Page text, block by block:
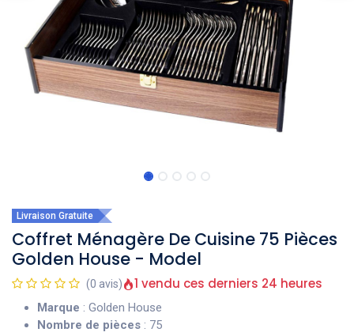
Livraison Gratuite
Coffret Ménagère De Cuisine 75 Pièces
Golden House - Model
(0 avis) 1 vendu ces derniers 24 heures
Marque : Golden House
Nombre de pièces : 75